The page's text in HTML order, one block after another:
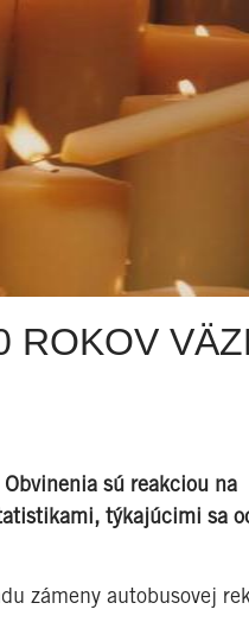
ROKOV
sú reakciou na
týkajúcimi sa
zámeny autobusovej